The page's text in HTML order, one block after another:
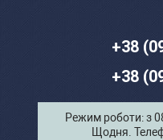
+38
+38
Режим роботи: з
Щодня.